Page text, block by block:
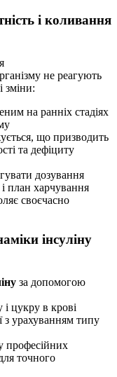
і коливання
не реагують
зміни:
на ранніх стадіях
що призводить
та дефіциту
дозування
план харчування
своєчасно
інсуліну
за допомогою
і цукру в крові
з урахуванням типу
у професійних
точного